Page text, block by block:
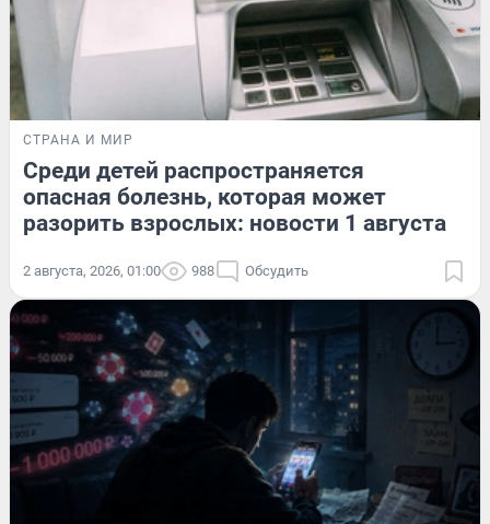
СТРАНА И МИР
Среди детей распространяется
опасная болезнь, которая может
разорить взрослых: новости 1 августа
2 августа, 2026, 01:00 988 Обсудить